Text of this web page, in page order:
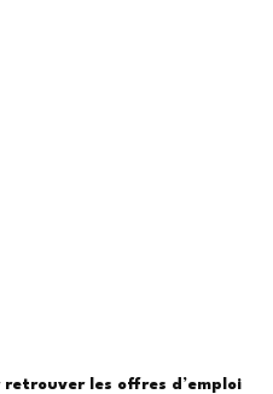
les offres d’emploi